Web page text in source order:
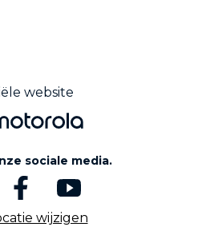
website
sociale media.
wijzigen